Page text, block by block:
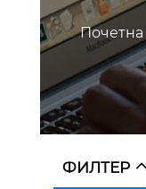
Почетна
ФИЛТЕР